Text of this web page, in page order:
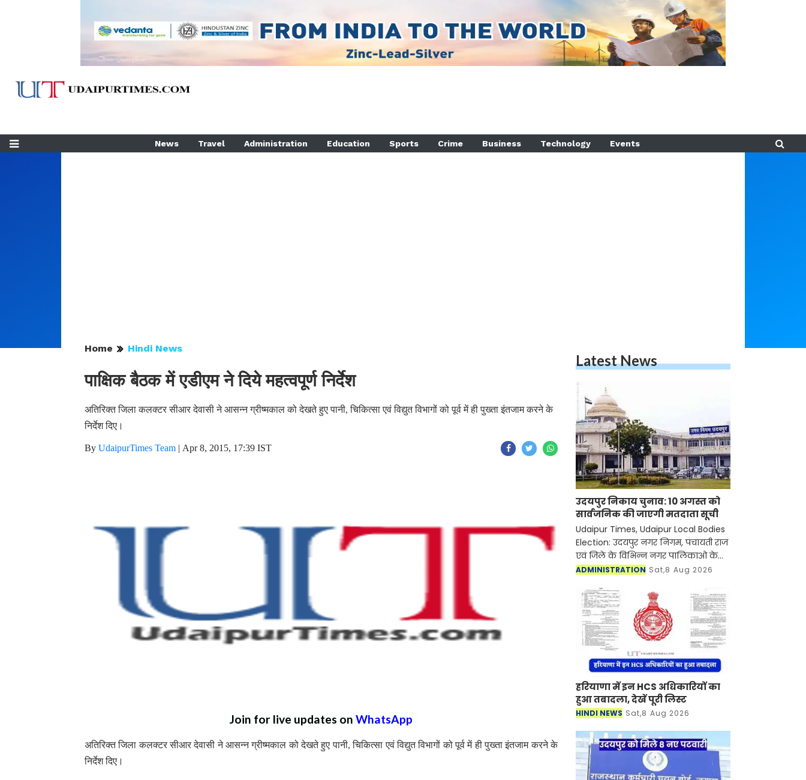
News Travel Administration Education Sports Crime Business Technology Events
Home Hindi News
पाक्षिक बैठक में एडीएम ने दिये महत्वपूर्ण निर्देश
अतिरिक्त जिला कलक्टर सीआर देवासी ने आसन्न ग्रीष्मकाल को देखते हुए पानी, चिकित्सा एवं विद्युत विभागों को पूर्व में ही पुख्ता इंतजाम करने के
निर्देश दिए।
By UdaipurTimes Team | Apr 8, 2015, 17:39 IST
Join for live updates on WhatsApp
अतिरिक्त जिला कलक्टर सीआर देवासी ने आसन्न ग्रीष्मकाल को देखते हुए पानी, चिकित्सा एवं विद्युत विभागों को पूर्व में ही पुख्ता इंतजाम करने के
निर्देश दिए।
Latest News
उदयपुर निकाय चुनाव: 10 अगस्त को
सार्वजनिक की जाएगी मतदाता सूची
Udaipur Times, Udaipur Local Bodies
Election: उदयपुर नगर निगम, पंचायती राज
एवं जिले के विभिन्न नगर पालिकाओ के
आम चुनाव-2026 की मतदाता सूची 10
सार्वजनिक पठन कि
ADMINISTRATION Sat,8 Aug 2026
हरियाणा में इन HCS अधिकारियों का
हुआ तबादला, देखें पूरी लिस्ट
HINDI NEWS Sat,8 Aug 2026